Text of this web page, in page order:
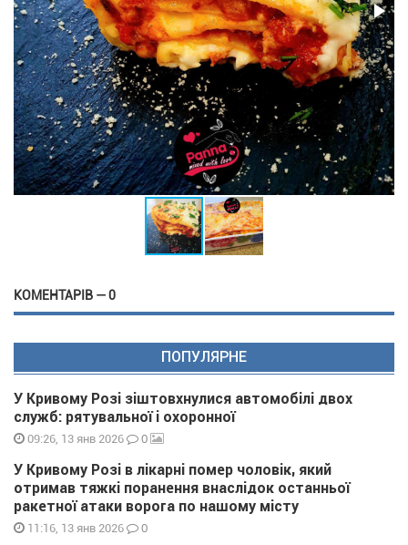
КОМЕНТАРІВ — 0
ПОПУЛЯРНЕ
У Кривому Розі зіштовхнулися автомобілі двох
служб: рятувальної і охоронної
09:26, 13 янв 2026 0
У Кривому Розі в лікарні помер чоловік, який
отримав тяжкі поранення внаслідок останньої
ракетної атаки ворога по нашому місту
11:16, 13 янв 2026 0